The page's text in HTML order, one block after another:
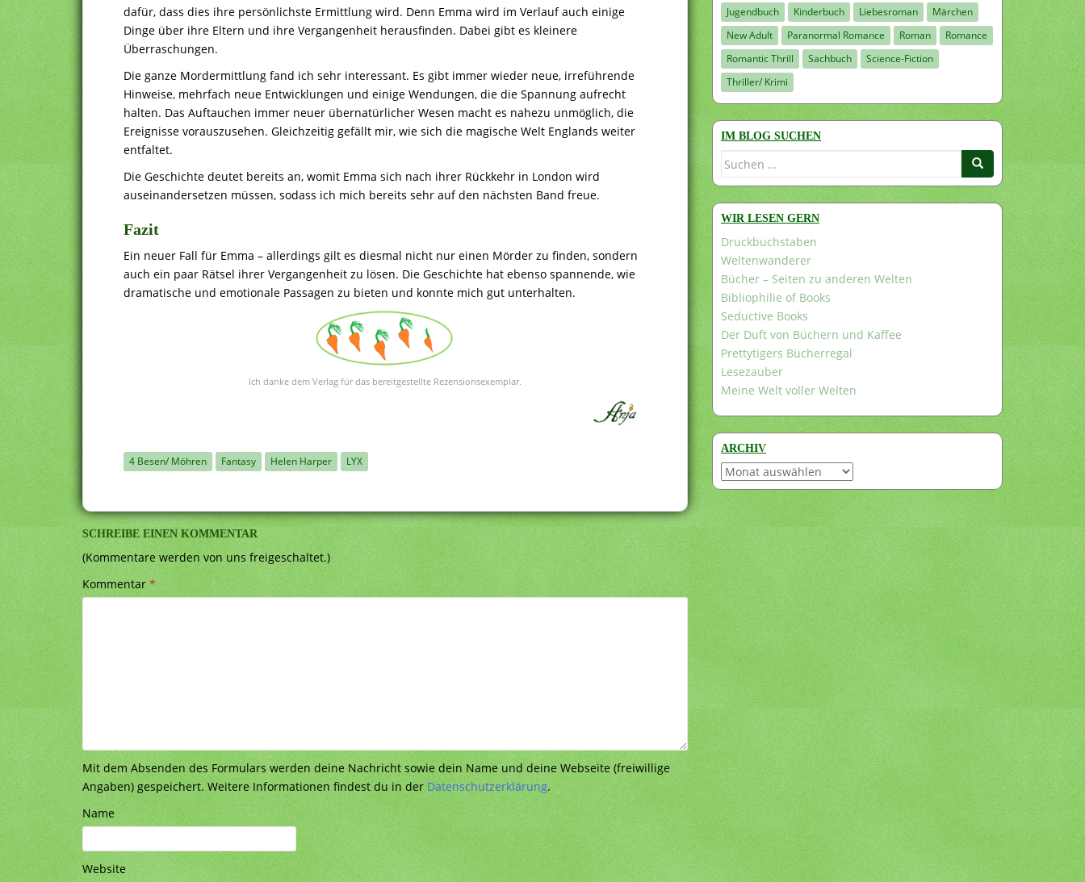
dafür, dass dies ihre persönlichste Ermittlung wird. Denn Emma wird im Verlauf auch einige
Dinge über ihre Eltern und ihre Vergangenheit herausfinden. Dabei gibt es kleinere
Überraschungen.
Die ganze Mordermittlung fand ich sehr interessant. Es gibt immer wieder neue, irreführende
Hinweise, mehrfach neue Entwicklungen und einige Wendungen, die die Spannung aufrecht
halten. Das Auftauchen immer neuer übernatürlicher Wesen macht es nahezu unmöglich, die
Ereignisse vorauszusehen. Gleichzeitig gefällt mir, wie sich die magische Welt Englands weiter
entfaltet.
Die Geschichte deutet bereits an, womit Emma sich nach ihrer Rückkehr in London wird
auseinandersetzen müssen, sodass ich mich bereits sehr auf den nächsten Band freue.
Fazit
Ein neuer Fall für Emma – allerdings gilt es diesmal nicht nur einen Mörder zu finden, sondern
auch ein paar Rätsel ihrer Vergangenheit zu lösen. Die Geschichte hat ebenso spannende, wie
dramatische und emotionale Passagen zu bieten und konnte mich gut unterhalten.
Ich danke dem Verlag für das bereitgestellte Rezensionsexemplar.
4 Besen/ Möhren Fantasy Helen Harper LYX
SCHREIBE EINEN KOMMENTAR
(Kommentare werden von uns freigeschaltet.)
Kommentar*
Mit dem Absenden des Formulars werden deine Nachricht sowie dein Name und deine Webseite (freiwillige
Angaben) gespeichert. Weitere Informationen findest du in derDatenschutzerklärung.
Name
Website
Jugendbuch
Kinderbuch Liebesroman
Märchen
New Adult
Paranormal Romance Roman
Romance
Romantic Thrill
Sachbuch
Science-Fiction
Thriller/ Krimi
IM BLOG SUCHEN
Suchen
WIR LESEN GERN
Druckbuchstaben
Weltenwanderer
Bücher – Seiten zu anderen Welten
Bibliophilie of Books
Seductive Books
Der Duft von Büchern und Kaffee
Prettytigers Bücherregal
Lesezauber
Meine Welt voller Welten
ARCHIV
Archiv